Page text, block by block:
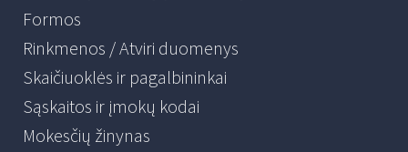
Formos
Rinkmenos / Atviri duomenys
Skaičiuoklės ir pagalbininkai
Sąskaitos ir įmokų kodai
Mokesčių žinynas